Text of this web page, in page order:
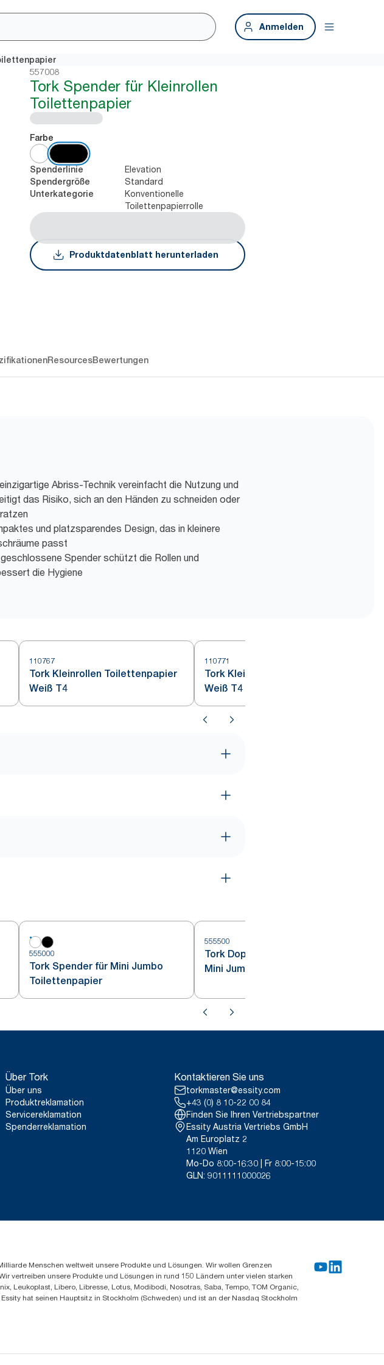
Anmelden
557008
Tork Spender für Kleinrollen
Toilettenpapier
Farbe
Spenderlinie Elevation
Spendergröße Standard
Unterkategorie
Konventionelle
Toilettenpapierrolle
Produktdatenblatt herunterladen
ResourcesBewertungen
Abriss-Technik vereinfacht die Nutzung und
das Risiko, sich an den Händen zu schneiden oder
und platzsparendes Design, das in kleinere
passt
Spender schützt die Rollen und
die Hygiene
110767
Tork Kleinrollen Toilettenpapier
Weiß T4
110771
Tork Kleinrollen Toilettenpapier
Weiß T4
555000
Tork Spender für Mini Jumbo
Toilettenpapier
555500
Tork Doppelrollenspender für
Mini Jumbo Toilettenpapier
Über Tork
Über uns
Produktreklamation
Servicereklamation
Spenderreklamation
Kontaktieren Sie uns
torkmaster@essity.com
+43 (0) 8 10-22 00 84
Finden Sie Ihren Vertriebspartner
Essity Austria Vertriebs GmbH
Am Europlatz 2
1120 Wien
Mo-Do 8:00-16:30 | Fr 8:00-15:00
GLN: 9011111000026
Menschen weltweit unsere Produkte und Lösungen. Wir wollen Grenzen
vertreiben unsere Produkte und Lösungen in rund 150 Ländern unter vielen starken
Leukoplast, Libero, Libresse, Lotus, Modibodi, Nosotras, Saba, Tempo, TOM Organic,
hat seinen Hauptsitz in Stockholm (Schweden) und ist an der Nasdaq Stockholm